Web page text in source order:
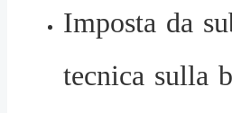
Imposta da
tecnica sulla